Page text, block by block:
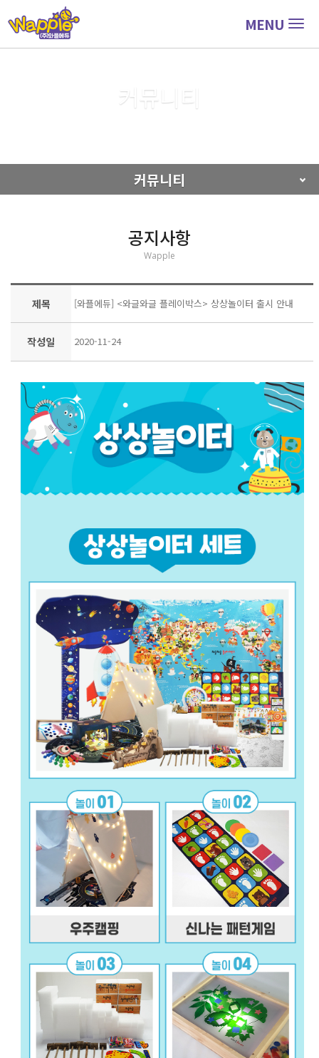
MENU
커뮤니티
커뮤니티
공지사항
Wapple
제목 [와플에듀] <와글와글 플레이박스> 상상놀이터 출시 안내
작성일 2020-11-24